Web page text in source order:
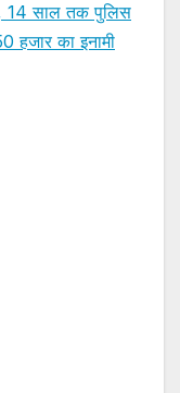
14 साल तक पुलिस
हजार का इनामी